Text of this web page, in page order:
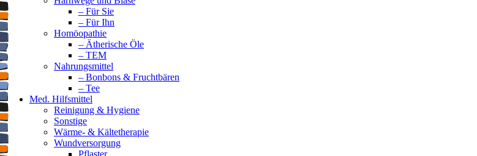
– Für Sie
– Für Ihn
Homöopathie
– Ätherische Öle
– TEM
Nahrungsmittel
– Bonbons & Fruchtbären
– Tee
Med. Hilfsmittel
Reinigung & Hygiene
Sonstige
Wärme- & Kältetherapie
Wundversorgung
Pflaster